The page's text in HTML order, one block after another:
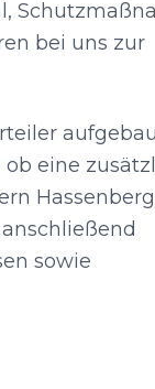
bei uns zur
eine
Hassenberg
sowie